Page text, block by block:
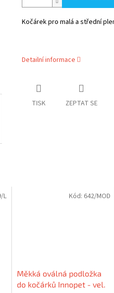
Kočárek pro malá a střední
Detailní informace
TISK ZEPTAT SE
L
Měkká oválná podložka
do kočárků Innopet - vel.
Kód: 642/MOD